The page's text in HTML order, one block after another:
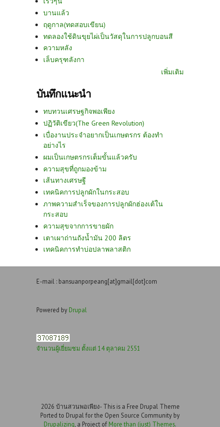
บานแล้ว
ฤดูกาล(ทดสอบเขียน)
ทดลองใช้ดินขุยไผ่เป็นวัสดุในการปลูกบอนสี
ความหลัง
เล็บครุฑลังกา
เพิ่มเติม
บันทึกแนะนำ
ทบทวนเศรษฐกิจพอเพียง
ปฏิวัติเขียว(The Green Revolution)
เบื่องานประจำอยากเป็นเกษตรกร ต้องทำ
อย่างไร
ผมเป็นเกษตรกรเต็มขั้นแล้วครับ
ความสุขที่ถูกมองข้าม
เส้นทางเศรษฐี
เทคนิคการปลูกผักในกระสอบ
ภาพความสำเร็จของการปลูกผักฮ่องเต้ใน
กระสอบ
ความสุขจากการขายผัก
เตาเผาถ่านถังน้ำมัน 200 ลิตร
เทคนิคการทำบ่อปลาพลาสติก
E-mail : bansuanporpeang[at]gmail[dot]com
Powered by Drupal
จำนวนผู้เยี่ยมชม ตั้งแต่ 14 ตุลาคม 2551
2026 บ้านสวนพอเพียง- This is a Free Drupal Theme
Ported to Drupal for the Open Source Community by
Drupalizing , a Project of More than (just) Themes.